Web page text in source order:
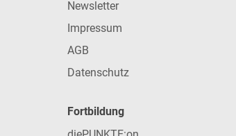
Newsletter
Impressum
AGB
Datenschutz
Fortbildung